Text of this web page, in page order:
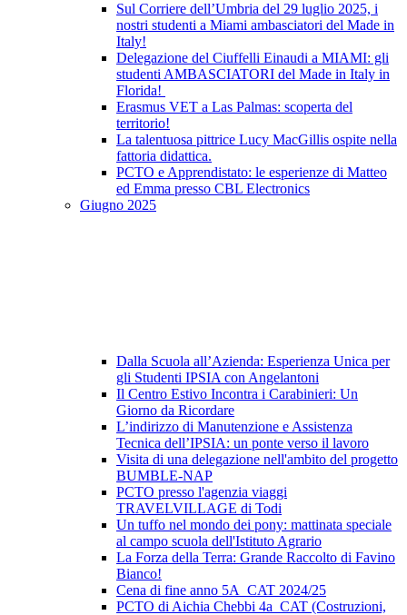
Sul Corriere dell’Umbria del 29 luglio 2025, i
nostri studenti a Miami ambasciatori del Made in
Italy!
Delegazione del Ciuffelli Einaudi a MIAMI: gli
studenti AMBASCIATORI del Made in Italy in
Florida!
Erasmus VET a Las Palmas: scoperta del
territorio!
La talentuosa pittrice Lucy MacGillis ospite nella
fattoria didattica.
PCTO e Apprendistato: le esperienze di Matteo
ed Emma presso CBL Electronics
Giugno 2025
Dalla Scuola all’Azienda: Esperienza Unica per
gli Studenti IPSIA con Angelantoni
Il Centro Estivo Incontra i Carabinieri: Un
Giorno da Ricordare
L’indirizzo di Manutenzione e Assistenza
Tecnica dell’IPSIA: un ponte verso il lavoro
Visita di una delegazione nell'ambito del progetto
BUMBLE-NAP
PCTO presso l'agenzia viaggi
TRAVELVILLAGE di Todi
Un tuffo nel mondo dei pony: mattinata speciale
al campo scuola dell'Istituto Agrario
La Forza della Terra: Grande Raccolto di Favino
Bianco!
Cena di fine anno 5A_CAT 2024/25
PCTO di Aichia Chebbi 4a_CAT (Costruzioni,